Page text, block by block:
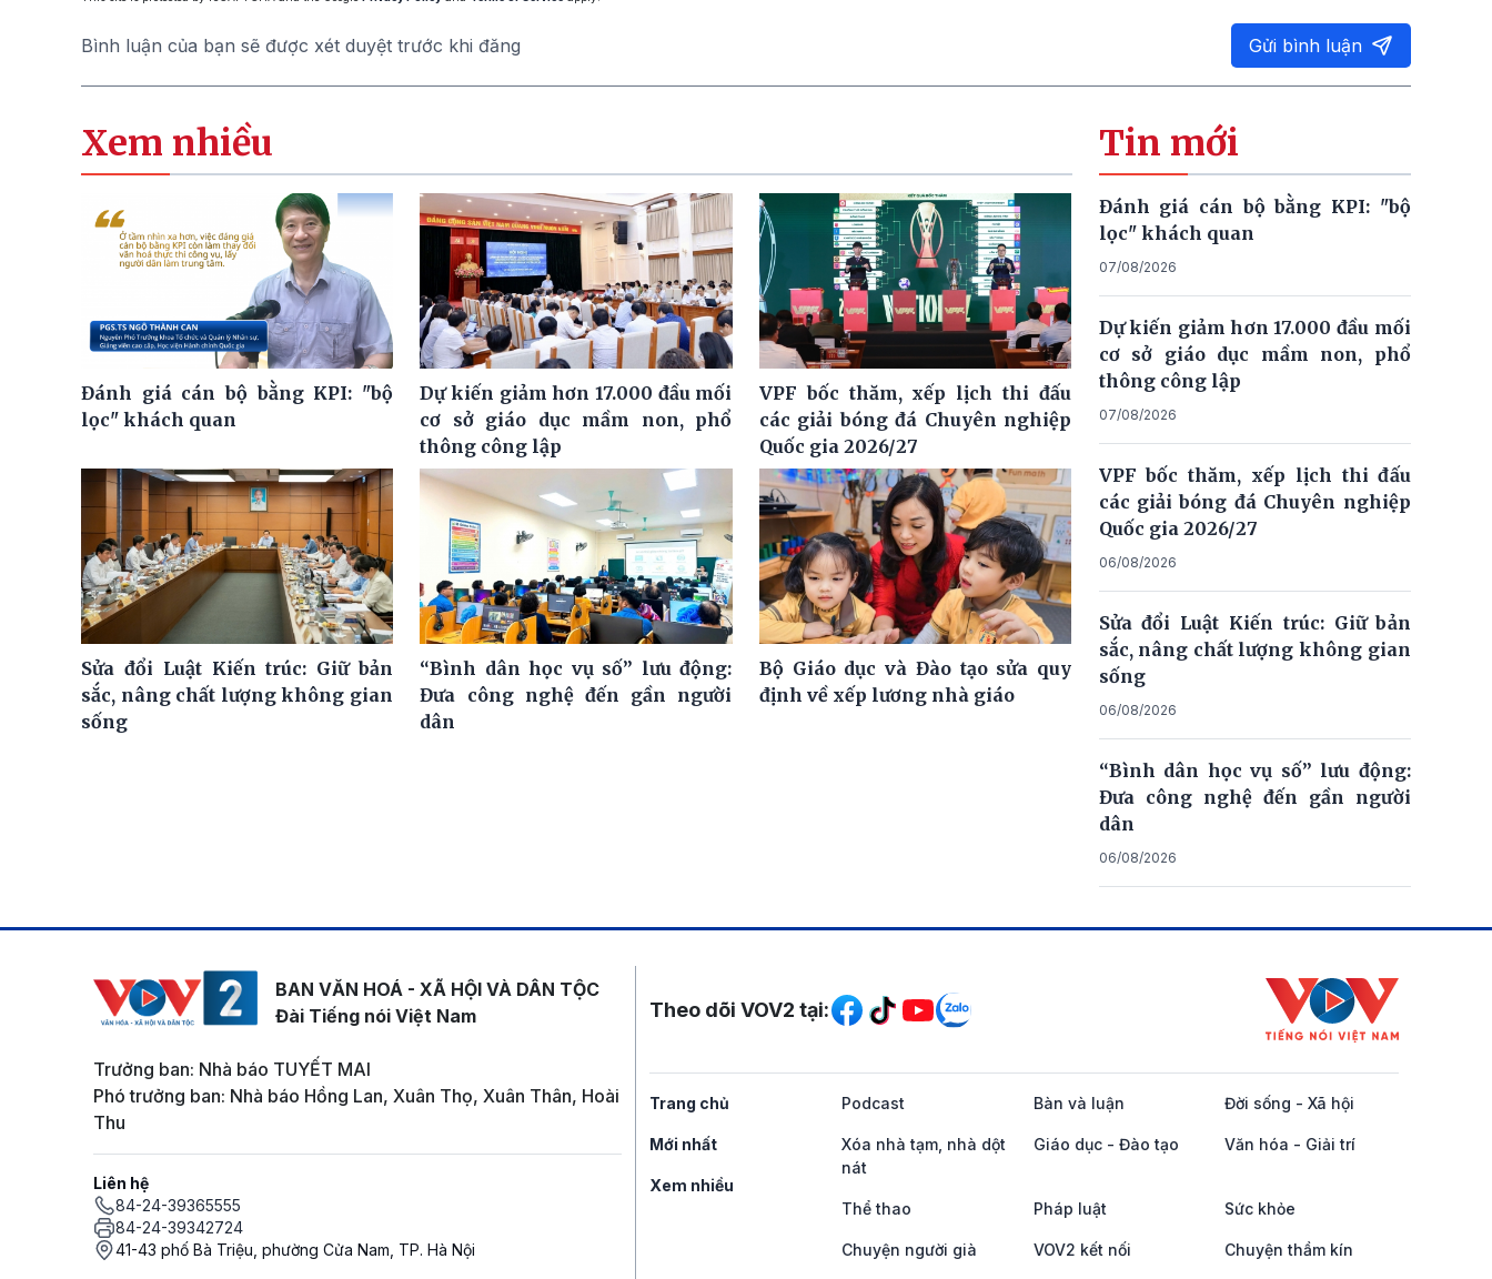
Bình luận của bạn sẽ được xét duyệt trước khi đăng Gửi bình luận
Xem nhiều
Đánh giá cán bộ bằng KPI: "bộ
lọc" khách quan
Dự kiến giảm hơn 17.000 đầu mối
cơ sở giáo dục mầm non, phổ
thông công lập
VPF bốc thăm, xếp lịch thi đấu
các giải bóng đá Chuyên nghiệp
Quốc gia 2026/27
Sửa đổi Luật Kiến trúc: Giữ bản
sắc, nâng chất lượng không gian
sống
“Bình dân học vụ số” lưu động:
Đưa công nghệ đến gần người
dân
Bộ Giáo dục và Đào tạo sửa quy
định về xếp lương nhà giáo
Tin mới
Đánh giá cán bộ bằng KPI: "bộ
lọc" khách quan
07/08/2026
Dự kiến giảm hơn 17.000 đầu mối
cơ sở giáo dục mầm non, phổ
thông công lập
07/08/2026
VPF bốc thăm, xếp lịch thi đấu
các giải bóng đá Chuyên nghiệp
Quốc gia 2026/27
06/08/2026
Sửa đổi Luật Kiến trúc: Giữ bản
sắc, nâng chất lượng không gian
sống
06/08/2026
“Bình dân học vụ số” lưu động:
Đưa công nghệ đến gần người
dân
06/08/2026
BAN VĂN HOÁ - XÃ HỘI VÀ DÂN TỘC
Đài Tiếng nói Việt Nam
Trưởng ban: Nhà báo TUYẾT MAI
Phó trưởng ban: Nhà báo Hồng Lan, Xuân Thọ, Xuân Thân, Hoài
Thu
Liên hệ
84-24-39365555
84-24-39342724
41-43 phố Bà Triệu, phường Cửa Nam, TP. Hà Nội
Mạng xã hội
Theo dõi VOV2 tại:
Trang chủ
Mới nhất
Xem nhiều
Podcast Bàn và luận Đời sống - Xã hội
Xóa nhà tạm, nhà dột
nát
Giáo dục - Đào tạo Văn hóa - Giải trí
Thể thao Pháp luật Sức khỏe
Chuyện người già VOV2 kết nối Chuyện thầm kín